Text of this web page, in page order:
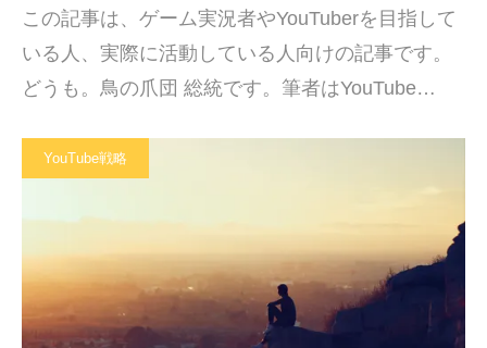
この記事は、ゲーム実況者やYouTuberを目指して
いる人、実際に活動している人向けの記事です。
どうも。鳥の爪団 総統です。筆者はYouTube…
YouTube戦略